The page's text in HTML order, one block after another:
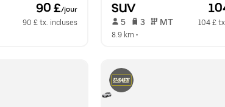
90 £/jour
90 £ tx. incluses
SUV
5 3 MT
104 £
8.9 km •